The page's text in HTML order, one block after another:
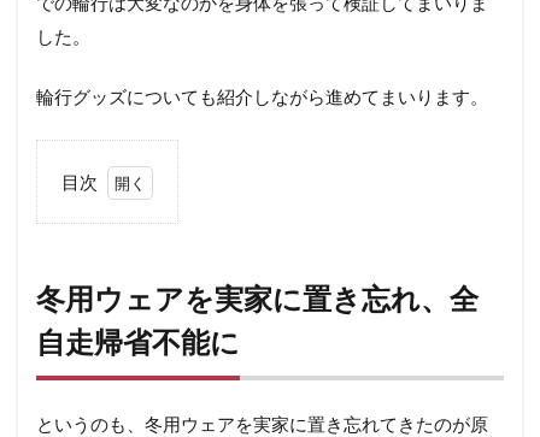
した。
輪行グッズについても紹介しながら進めてまいります。
目次
0.1
アを
に置
冬用ウェアを実家に置き忘れ、全
自走帰省不能に
というのも、冬用ウェアを実家に置き忘れてきたのが原